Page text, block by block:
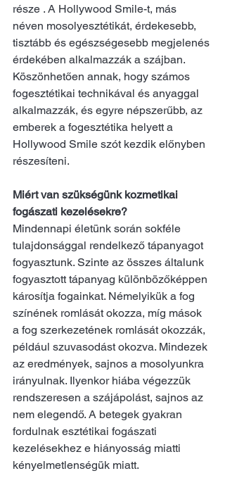
része . A Hollywood Smile-t, más
néven mosolyesztétikát, érdekesebb,
tisztább és egészségesebb megjelenés
érdekében alkalmazzák a szájban.
Köszönhetően annak, hogy számos
fogesztétikai technikával és anyaggal
alkalmazzák, és egyre népszerűbb, az
emberek a fogesztétika helyett a
Hollywood Smile szót kezdik előnyben
részesíteni.
Miért van szükségünk kozmetikai
fogászati ​​kezelésekre?
Mindennapi életünk során sokféle
tulajdonsággal rendelkező tápanyagot
fogyasztunk. Szinte az összes általunk
fogyasztott tápanyag különbözőképpen
károsítja fogainkat. Némelyikük a fog
színének romlását okozza, míg mások
a fog szerkezetének romlását okozzák,
például szuvasodást okozva. Mindezek
az eredmények, sajnos a mosolyunkra
irányulnak. Ilyenkor hiába végezzük
rendszeresen a szájápolást, sajnos az
nem elegendő. A betegek gyakran
fordulnak esztétikai fogászati ​​
kezelésekhez e hiányosság miatti
kényelmetlenségük miatt.